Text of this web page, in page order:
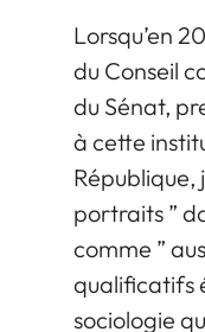
Lorsqu’en
du Conseil
du Sénat,
à cette
République,
portraits ”
comme ”
qualificatifs
sociologie